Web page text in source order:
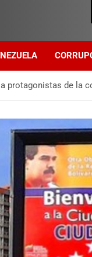
protagonistas de la